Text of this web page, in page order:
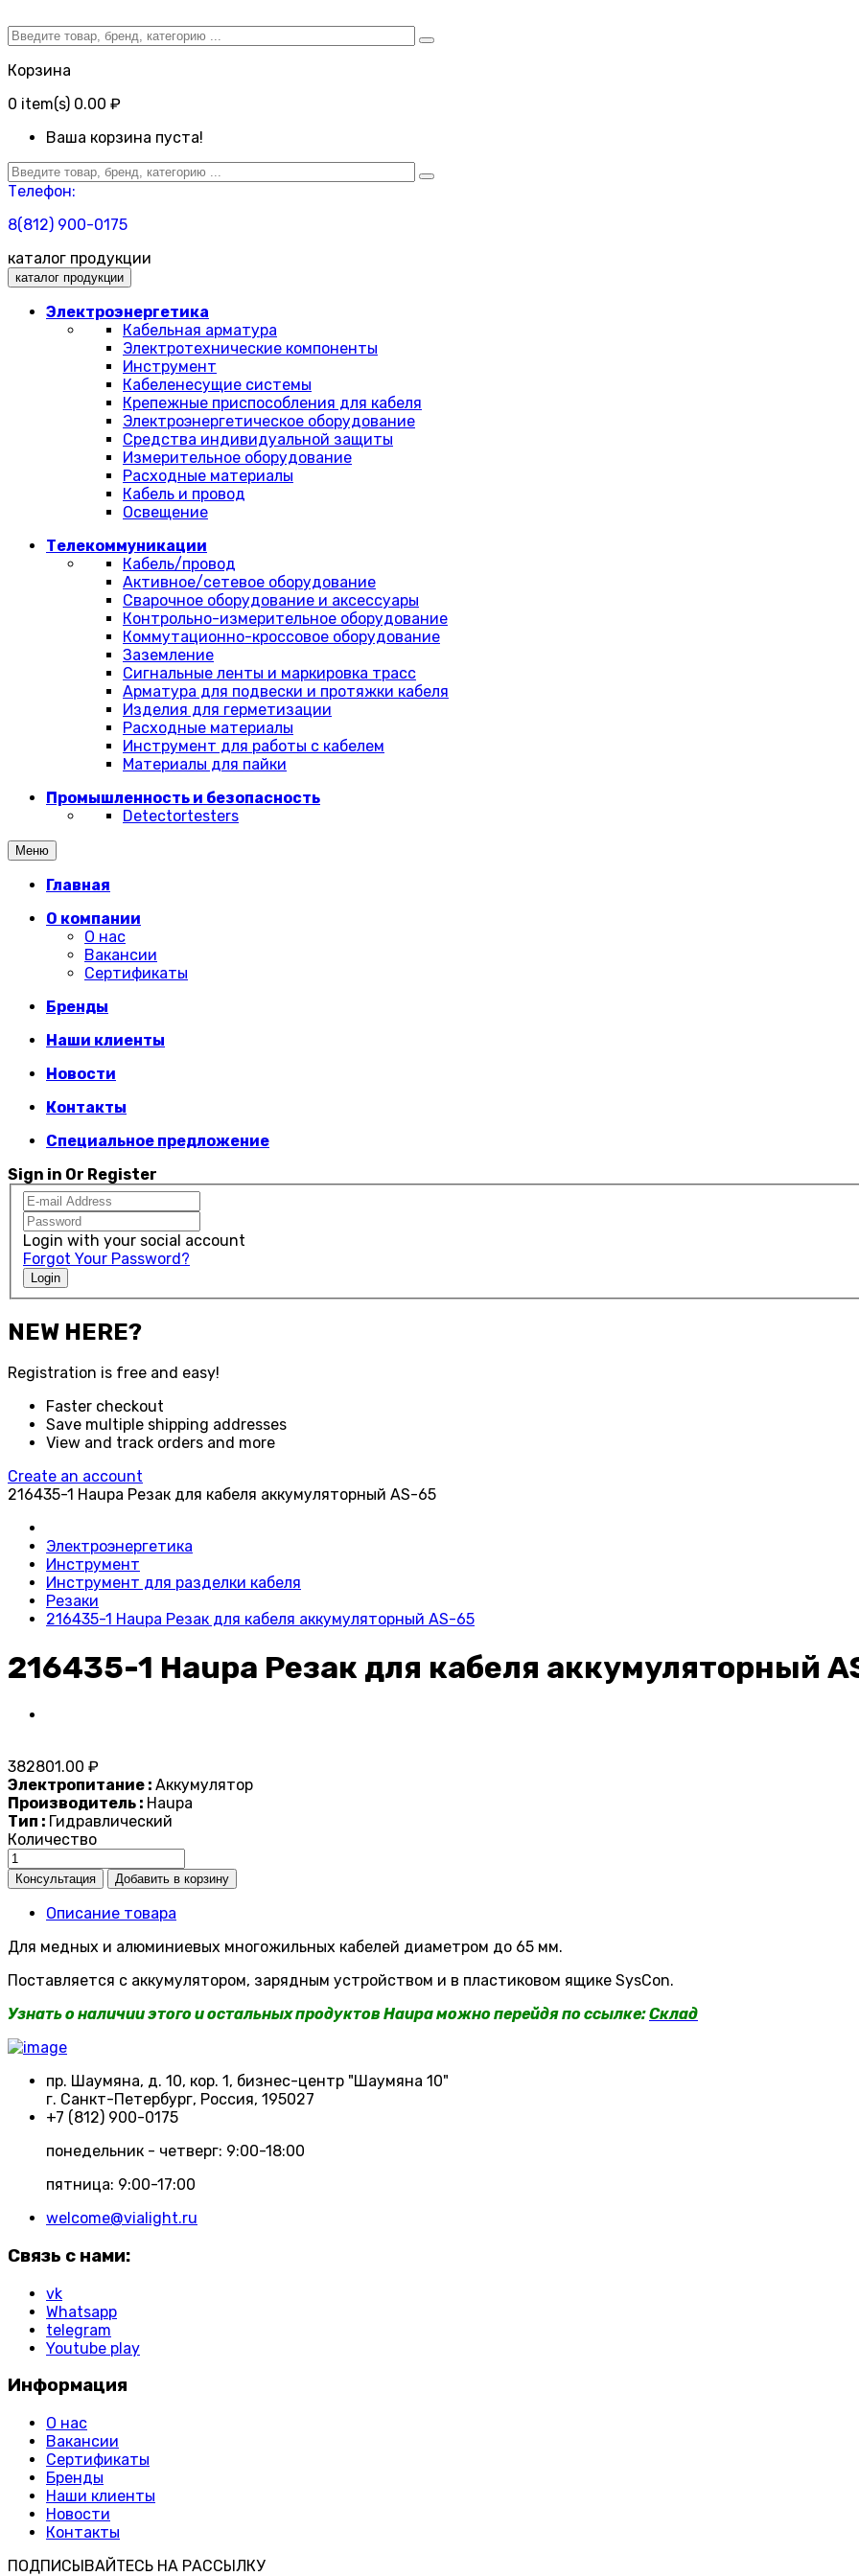
Корзина
0 item(s) 0.00 ₽
Ваша корзина пуста!
Телефон:
8(812) 900-0175
каталог продукции
каталог продукции
Электроэнергетика
Кабельная арматура
Электротехнические компоненты
Инструмент
Кабеленесущие системы
Крепежные приспособления для кабеля
Электроэнергетическое оборудование
Средства индивидуальной защиты
Измерительное оборудование
Расходные материалы
Кабель и провод
Освещение
Телекоммуникации
Кабель/провод
Активное/сетевое оборудование
Сварочное оборудование и аксессуары
Контрольно-измерительное оборудование
Коммутационно-кроссовое оборудование
Заземление
Сигнальные ленты и маркировка трасс
Арматура для подвески и протяжки кабеля
Изделия для герметизации
Расходные материалы
Инструмент для работы с кабелем
Материалы для пайки
Промышленность и безопасность
Detectortesters
Меню
Главная
О компании
О нас
Вакансии
Сертификаты
Бренды
Наши клиенты
Новости
Контакты
Специальное предложение
Sign in Or Register
Login with your social account
Forgot Your Password?
Login
NEW HERE?
Registration is free and easy!
Faster checkout
Save multiple shipping addresses
View and track orders and more
Create an account
216435-1 Haupa Резак для кабеля аккумуляторный AS-65
Электроэнергетика
Инструмент
Инструмент для разделки кабеля
Резаки
216435-1 Haupa Резак для кабеля аккумуляторный AS-65
216435-1 Haupa Резак для кабеля аккумуляторный
382801.00 ₽
Электропитание : Аккумулятор
Производитель : Haupa
Тип : Гидравлический
Количество
Описание товара
Для медных и алюминиевых многожильных кабелей диаметром до 65 мм.
Поставляется с аккумулятором, зарядным устройством и в пластиковом ящике SysCon.
Узнать о наличии этого и остальных продуктов Haupa можно перейдя по ссылке:Склад
пр. Шаумяна, д. 10, кор. 1, бизнес-центр "Шаумяна 10"
г. Санкт-Петербург, Россия, 195027
+7 (812) 900-0175
понедельник - четверг: 9:00-18:00
пятница: 9:00-17:00
welcome@vialight.ru
Связь с нами:
vk
Whatsapp
telegram
Youtube play
Информация
О нас
Вакансии
Сертификаты
Бренды
Наши клиенты
Новости
Контакты
ПОДПИСЫВАЙТЕСЬ НА РАССЫЛКУ